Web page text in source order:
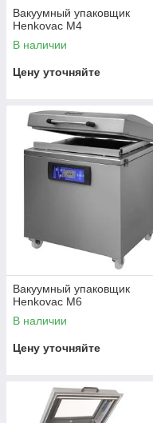
Вакуумный упаковщик
Henkovac M4
В наличии
Цену уточняйте
Вакуумный упаковщик
Henkovac M6
В наличии
Цену уточняйте